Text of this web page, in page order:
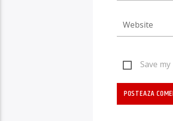
Save